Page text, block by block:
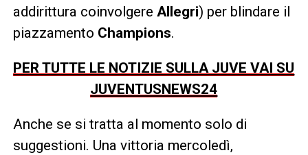
addirittura coinvolgere Allegri) per blindare il
piazzamento Champions.
PER TUTTE LE NOTIZIE SULLA JUVE VAI SU
JUVENTUSNEWS24
Anche se si tratta al momento solo di
suggestioni. Una vittoria mercoledì,